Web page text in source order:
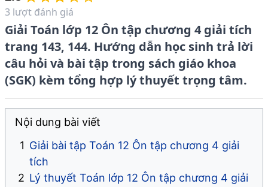
Giải Toán lớp 12 Ôn tập chương 4 giải tích
trang 143, 144. Hướng dẫn học sinh trả lời
câu hỏi và bài tập trong sách giáo khoa
(SGK) kèm tổng hợp lý thuyết trọng tâm.
3 lượt đánh giá
Nội dung bài viết
Giải bài tập Toán 12 Ôn tập chương 4 giải
tích
Lý thuyết Toán lớp 12 Ôn tập chương 4 giải